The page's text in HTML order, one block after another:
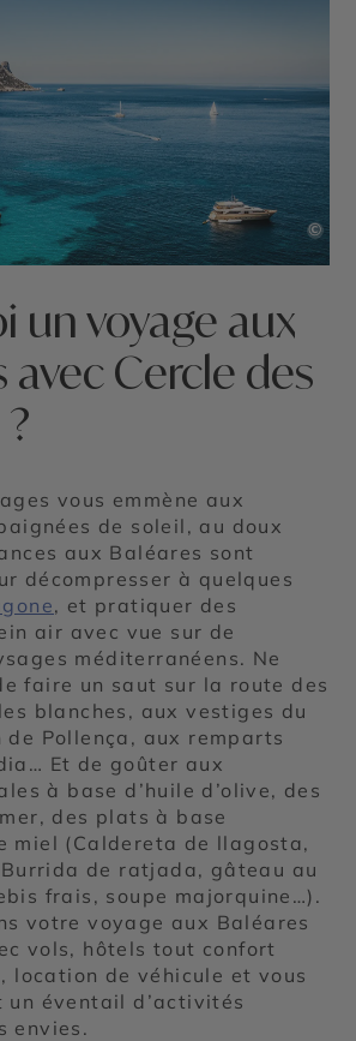
©
un voyage aux
avec Cercle des
vous emmène aux
de soleil, au doux
aux Baléares sont
décompresser à quelques
, et pratiquer des
air avec vue sur de
méditerranéens. Ne
faire un saut sur la route des
blanches, aux vestiges du
Pollença, aux remparts
Et de goûter aux
à base d’huile d’olive, des
des plats à base
miel (Caldereta de llagosta,
de ratjada, gâteau au
frais, soupe majorquine…).
votre voyage aux Baléares
vols, hôtels tout confort
location de véhicule et vous
un éventail d’activités
envies.